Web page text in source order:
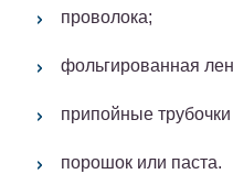
проволока;
фольгированная
припойные
порошок или паста.